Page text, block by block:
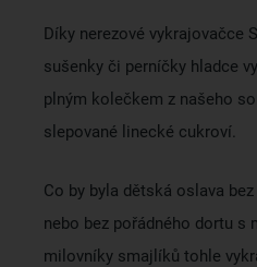
Díky nerezové vykrajovačce
sušenky či perníčky hladce
plným kolečkem z našeho
slepované linecké cukroví.
Co by byla dětská oslava
nebo bez pořádného dortu s
milovníky smajlíků tohle